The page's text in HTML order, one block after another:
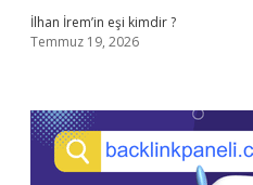
İlhan İrem’in eşi kimdir ?
Temmuz 19, 2026